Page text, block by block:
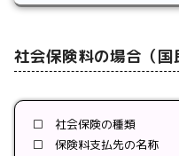
社会保険料の場合（国
□ 社会保険の種類
□ 保険料支払先の名称